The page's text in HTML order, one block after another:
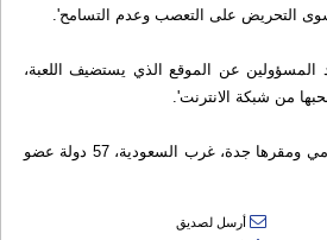
التحريض على التعصب وعدم التسامح'.
عن الموقع الذي يستضيف اللعبة،
من شبكة الانترنت'.
وتضم منظمة المؤتمر الاسلامي ومقرها جدة، غرب السعودية، 57 دولة عضو
أرسل لصديق